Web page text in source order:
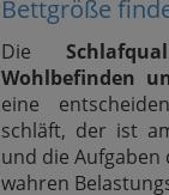
Bettgröße
Die
Wohlbefinden
eine
schläft, der ist
und die Aufgaben
wahren